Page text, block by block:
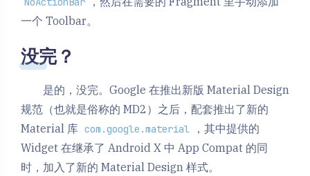
一个 Toolbar。
没完？
是的，没完。Google 在推出新版 Material Design
规范（也就是俗称的 MD2）之后，配套推出了新的
Material 库 com.google.material
，其中提供的
Widget 在继承了 Android X 中 App Compat 的同
时，加入了新的 Material Design 样式。